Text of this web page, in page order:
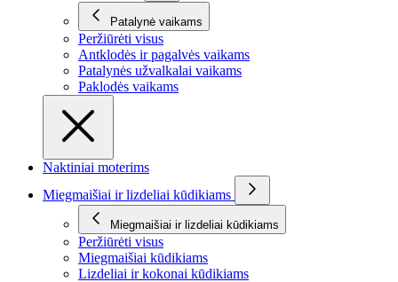
Patalynė vaikams
Peržiūrėti visus
Antklodės ir pagalvės vaikams
Patalynės užvalkalai vaikams
Paklodės vaikams
Naktiniai moterims
Miegmaišiai ir lizdeliai kūdikiams
Miegmaišiai ir lizdeliai kūdikiams
Peržiūrėti visus
Miegmaišiai kūdikiams
Lizdeliai ir kokonai kūdikiams